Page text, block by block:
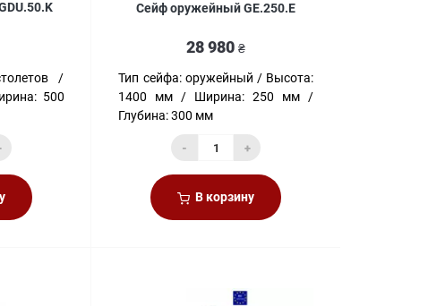
500
Сейф оружейный GE.250.E
28 980₴
Тип сейфа: оружейный
Высота:
1400 мм
Ширина: 250 мм
Глубина: 300 мм
- +
В корзину